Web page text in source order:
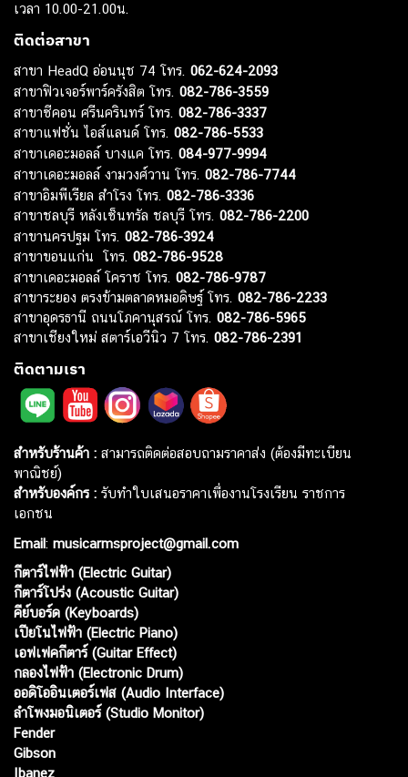
เวลา 10.00-21.00น.
ติดต่อสาขา
สาขา HeadQ อ่อนนุช 74 โทร. 062-624-2093
สาขาฟิวเจอร์พาร์ครังสิต โทร. 082-786-3559
สาขาซีคอน ศรีนครินทร์ โทร. 082-786-3337
สาขาแฟชั่น ไอส์แลนด์ โทร. 082-786-5533
สาขาเดอะมอลล์ บางแค โทร. 084-977-9994
สาขาเดอะมอลล์ งามวงศ์วาน โทร. 082-786-7744
สาขาอิมพีเรียล สำโรง โทร. 082-786-3336
สาขาชลบุรี หลังเซ็นทรัล ชลบุรี โทร. 082-786-2200
สาขานครปฐม โทร. 082-786-3924
สาขาขอนแก่น โทร. 082-786-9528
สาขาเดอะมอลล์ โคราช โทร. 082-786-9787
สาขาระยอง ตรงข้ามตลาดหมอดิษฐ์ โทร. 082-786-2233
สาขาอุดรธานี ถนนโภคานุสรณ์ โทร. 082-786-5965
สาขาเชียงใหม่ สตาร์เอวีนิว 7 โทร. 082-786-2391
ติดตามเรา
สำหรับร้านค้า : สามารถติดต่อสอบถามราคาส่ง (ต้องมีทะเบียน
พาณิชย์)
สำหรับองค์กร : รับทำใบเสนอราคาเพื่องานโรงเรียน ราชการ
เอกชน
Email: musicarmsproject@gmail.com
กีตาร์ไฟฟ้า (Electric Guitar)
กีตาร์โปร่ง (Acoustic Guitar)
คีย์บอร์ด (Keyboards)
เปียโนไฟฟ้า (Electric Piano)
เอฟเฟคกีตาร์ (Guitar Effect)
กลองไฟฟ้า (Electronic Drum)
ออดิโออินเตอร์เฟส (Audio Interface)
ลำโพงมอนิเตอร์ (Studio Monitor)
Fender
Gibson
Ibanez